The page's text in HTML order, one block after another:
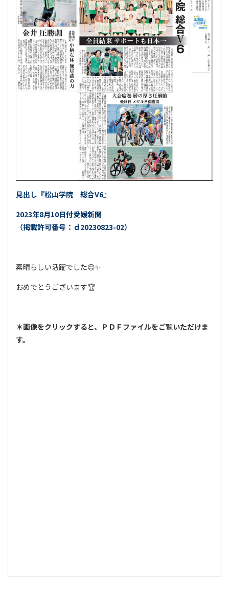
見出し『松山学院 総合V6』
2023年8月10日付愛媛新聞
（掲載許可番号：ｄ20230823-02）
素晴らしい活躍でした😊✨
おめでとうございます🏆
＊画像をクリックすると、ＰＤＦファイルをご覧いただけま
す。